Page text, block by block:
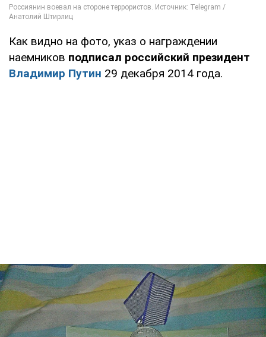
Как видно на фото, указ о награждении
наемников подписал российский президент
Владимир Путин 29 декабря 2014 года.